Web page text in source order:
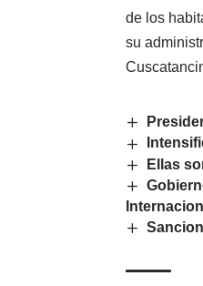
de los
su
Ellas